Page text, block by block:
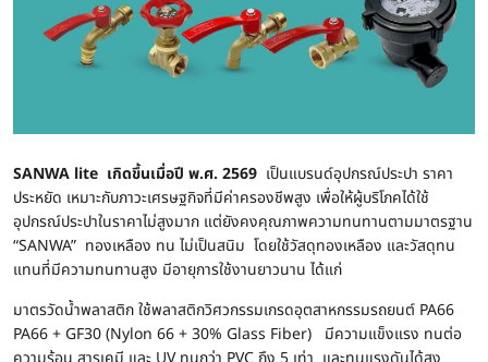
SANWA lite เกิดขึ้นเมื่อปี พ.ศ. 2569 เป็นแบรนด์อุปกรณ์ประปา ราคา
ประหยัด เหมาะกับภาวะเศรษฐกิจที่มีค่าครองชีพสูง เพื่อให้ผู้บริโภคได้ใช้
อุปกรณ์ประปาในราคาไม่สูงมาก แต่ยังคงคุณภาพความทนทานตามมาตรฐาน
“SANWA” ทองเหลือง ทน ไม่เป็นสนิม โดยใช้วัสดุทองเหลือง และวัสดุทน
แทนที่มีความทนทานสูง มีอายุการใช้งานยาวนาน ได้แก่
มาตรวัดน้ำพลาสติก ใช้พลาสติกวิศวกรรมเกรดอุตสาหกรรมรถยนต์ PA66
PA66 + GF30 (Nylon 66 + 30% Glass Fiber) มีความแข็งแรง ทนต่อ